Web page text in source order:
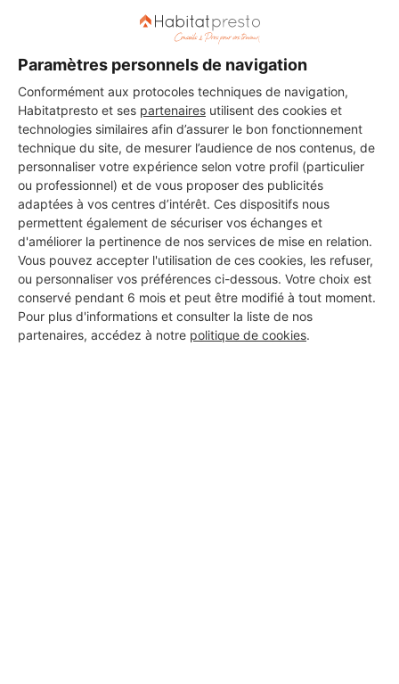
Paramètres personnels de navigation
Conformément aux protocoles techniques de navigation,
Habitatpresto et ses partenaires utilisent des cookies et
technologies similaires afin d’assurer le bon fonctionnement
technique du site, de mesurer l’audience de nos contenus, de
personnaliser votre expérience selon votre profil (particulier
ou professionnel) et de vous proposer des publicités
adaptées à vos centres d’intérêt. Ces dispositifs nous
permettent également de sécuriser vos échanges et
d'améliorer la pertinence de nos services de mise en relation.
Vous pouvez accepter l'utilisation de ces cookies, les refuser,
ou personnaliser vos préférences ci-dessous. Votre choix est
conservé pendant 6 mois et peut être modifié à tout moment.
Pour plus d'informations et consulter la liste de nos
partenaires, accédez à notre politique de cookies.
CHERCHER ?
Vous souhaitez réaliser des travaux et ne savez quel professionnel
choisir ? Demandez des devis travauxauprès de notre réseau de 5 000
professionnels partout en France.
DEMANDER UN DEVIS